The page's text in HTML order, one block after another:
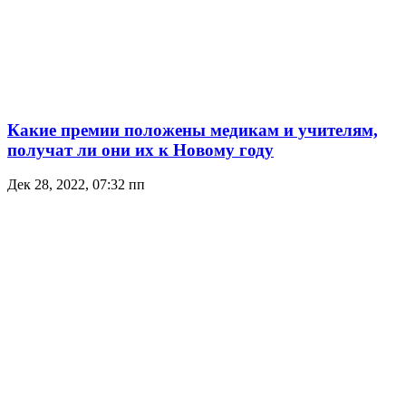
Какие премии положены медикам и учителям,
получат ли они их к Новому году
Дек 28, 2022, 07:32 пп